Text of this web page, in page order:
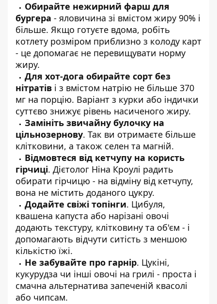
Обирайте нежирний фарш для
бургера - яловичина зі вмістом жиру 90% і
більше. Якщо готуєте вдома, робіть
котлету розміром приблизно з колоду карт
- це допомагає не перевищувати норму
жиру.
Для хот-дога обирайте сорт без
нітратів і з вмістом натрію не більше 370
мг на порцію. Варіант з курки або індички
суттєво знижує рівень насиченого жиру.
Замініть звичайну булочку на
цільнозернову. Так ви отримаєте більше
клітковини, а також селен та магній.
Відмовтеся від кетчупу на користь
гірчиці. Дієтолог Ніна Кроулі радить
обирати гірчицю - на відміну від кетчупу,
вона не містить доданого цукру.
Додайте свіжі топінги. Цибуля,
квашена капуста або нарізані овочі
додають текстуру, клітковину та об'єм - і
допомагають відчути ситість з меншою
кількістю їжі.
Не забувайте про гарнір. Цукіні,
кукурудза чи інші овочі на грилі - проста і
смачна альтернатива запеченій квасолі
або чипсам.